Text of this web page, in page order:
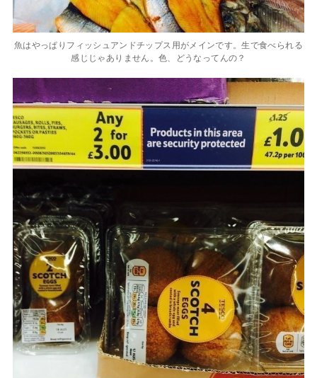
魚はやっぱりフィッシュアンドチップス用がメインです。生で食べられる
感じじゃありません。色、どうなってんの？